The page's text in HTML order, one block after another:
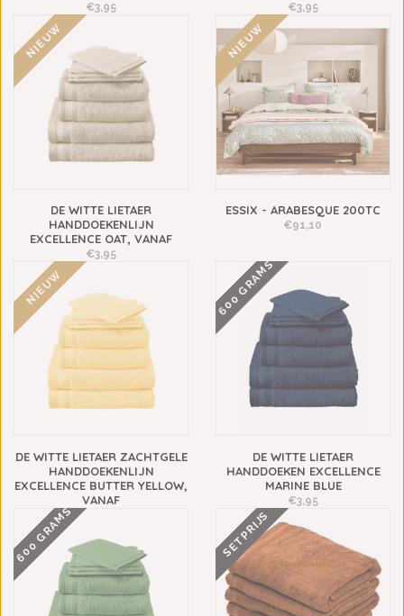
€3,95 €3,95
NIEUW
DE WITTE LIETAER
HANDDOEKENLIJN
EXCELLENCE OAT, VANAF
€3,95
NIEUW
ESSIX - ARABESQUE 200TC
€91,10
NIEUW
DE WITTE LIETAER ZACHTGELE
HANDDOEKENLIJN
EXCELLENCE BUTTER YELLOW,
VANAF
600 GRAMS
DE WITTE LIETAER
HANDDOEKEN EXCELLENCE
MARINE BLUE
€3,95
600 GRAMS SETPRIJS